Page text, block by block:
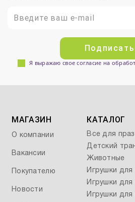
Я выражаю свое согласие на
МАГАЗИН
О компании
Вакансии
Покупателю
Новости
КАТАЛОГ
Все для
Детский
Животные
Игрушки
Игрушки для
Игрушки